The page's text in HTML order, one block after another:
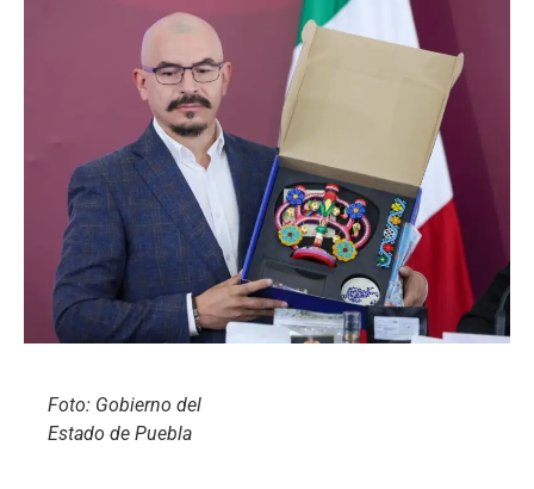
Foto: Gobierno del
Estado de Puebla